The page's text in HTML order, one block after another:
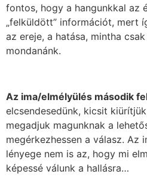
fontos, hogy a hangunkkal az
„felküldött” információt, mert
az ereje, a hatása, mintha
mondanánk.
Az ima/elmélyülés második
elcsendesedünk, kicsit
megadjuk magunknak a
megérkezhessen a válasz. Az
lényege nem is az, hogy mi
képessé válunk a hallásra…